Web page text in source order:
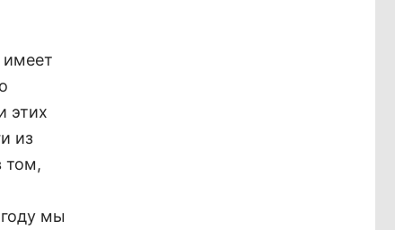
имеет
этих
из
том,
мы